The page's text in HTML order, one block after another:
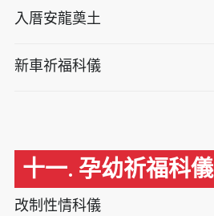
入厝安龍奠土
新車祈福科儀
十一. 孕幼祈福科儀
改制性情科儀